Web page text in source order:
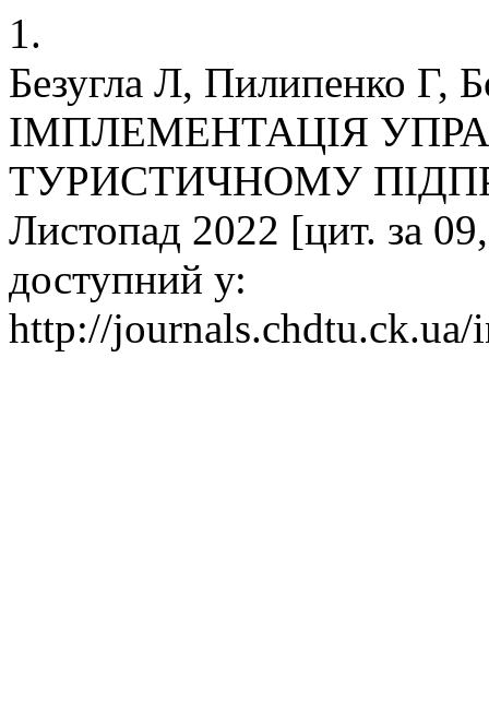
1.
Безугла Л, Пилипенко Г,
ІМПЛЕМЕНТАЦІЯ
ТУРИСТИЧНОМУ
Листопад 2022 [цит. за
доступний у:
http://